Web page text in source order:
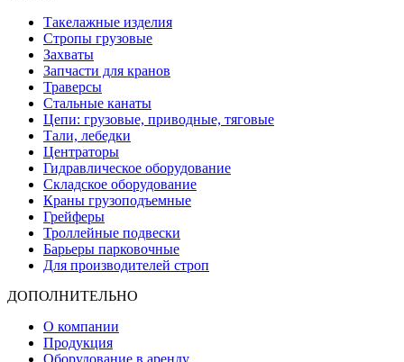
Такелажные изделия
Стропы грузовые
Захваты
Запчасти для кранов
Траверсы
Стальные канаты
Цепи: грузовые, приводные, тяговые
Тали, лебедки
Центраторы
Гидравлическое оборудование
Складское оборудование
Краны грузоподъемные
Грейферы
Троллейные подвески
Барьеры парковочные
Для производителей строп
ДОПОЛНИТЕЛЬНО
О компании
Продукция
Оборудование в аренду